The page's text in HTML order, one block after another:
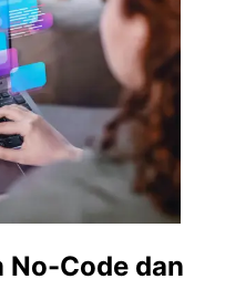
Code dan